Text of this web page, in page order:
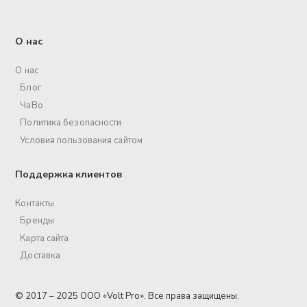
О нас
О нас
Блог
ЧаВо
Политика безопасности
Условия пользования сайтом
Поддержка клиентов
Контакты
Бренды
Карта сайта
Доставка
© 2017 – 2025 ООО «Volt Pro». Все права защищены.